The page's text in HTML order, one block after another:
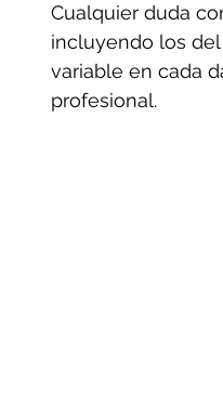
Cualquier duda
incluyendo los
variable en cada
profesional.